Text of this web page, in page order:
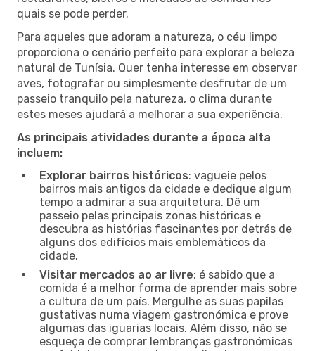
quais se pode perder.
Para aqueles que adoram a natureza, o céu limpo
proporciona o cenário perfeito para explorar a beleza
natural de Tunísia. Quer tenha interesse em observar
aves, fotografar ou simplesmente desfrutar de um
passeio tranquilo pela natureza, o clima durante
estes meses ajudará a melhorar a sua experiência.
As principais atividades durante a época alta
incluem:
Explorar bairros históricos: vagueie pelos
bairros mais antigos da cidade e dedique algum
tempo a admirar a sua arquitetura. Dê um
passeio pelas principais zonas históricas e
descubra as histórias fascinantes por detrás de
alguns dos edifícios mais emblemáticos da
cidade.
Visitar mercados ao ar livre: é sabido que a
comida é a melhor forma de aprender mais sobre
a cultura de um país. Mergulhe as suas papilas
gustativas numa viagem gastronómica e prove
algumas das iguarias locais. Além disso, não se
esqueça de comprar lembranças gastronómicas